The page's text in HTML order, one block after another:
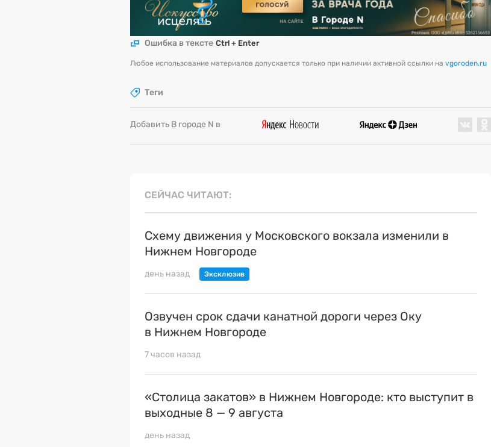
Ошибка в тексте Ctrl + Enter
Любое использование материалов допускается только при наличии активной ссылки на vgoroden.ru
Теги
Добавить В городе N в
СЕЙЧАС ЧИТАЮТ
Схему движения у Московского вокзала изменили в
Нижнем Новгороде
день назад
Озвучен срок сдачи канатной дороги через Оку
в Нижнем Новгороде
7 часов назад
«Столица закатов» в Нижнем Новгороде: кто выступит в
выходные 8 — 9 августа
день назад